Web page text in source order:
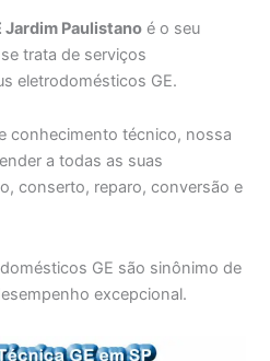
Paulistano é o seu
trata de serviços
eletrodomésticos GE.
conhecimento técnico, nossa
a todas as suas
conserto, reparo, conversão e
GE são sinônimo de
excepcional.